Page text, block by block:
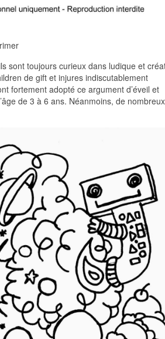
sont toujours curieux dans ludique et
de gift et injures indiscutablement
fortement adopté ce argument d’éveil et
de 3 à 6 ans. Néanmoins, de nombreux